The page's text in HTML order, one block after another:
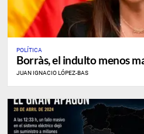
POLÍTICA
Borràs, el indulto menos
JUAN IGNACIO LÓPEZ-BAS